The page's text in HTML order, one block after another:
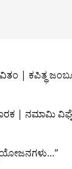
| ಕಪಿತ್ಥ
| ನಮಾಮಿ